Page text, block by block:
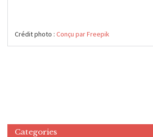
Crédit photo : Conçu par Freepik
Categories